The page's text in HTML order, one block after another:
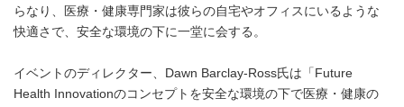
らなり、医療・健康専門家は彼らの自宅やオフィスにいるような
快適さで、安全な環境の下に一堂に会する。
イベントのディレクター、Dawn Barclay-Ross氏は「Future
Health Innovationのコンセプトを安全な環境の下で医療・健康の